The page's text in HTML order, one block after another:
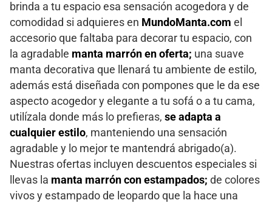
brinda a tu espacio esa sensación acogedora y de
comodidad si adquieres en MundoManta.com el
accesorio que faltaba para decorar tu espacio, con
la agradable manta marrón en oferta; una suave
manta decorativa que llenará tu ambiente de estilo,
además está diseñada con pompones que le da ese
aspecto acogedor y elegante a tu sofá o a tu cama,
utilízala donde más lo prefieras, se adapta a
cualquier estilo, manteniendo una sensación
agradable y lo mejor te mantendrá abrigado(a).
Nuestras ofertas incluyen descuentos especiales si
llevas la manta marrón con estampados; de colores
vivos y estampado de leopardo que la hace una